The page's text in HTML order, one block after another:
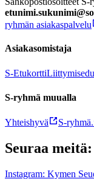
ryhmän asiakaspalvelu
Asiakasomistaja
S-Etukortti
S-ryhmä muualla
Yhteishyvä S-
Seuraa meitä:
Instagram: Kymen